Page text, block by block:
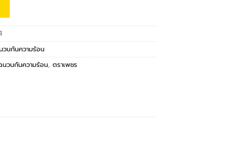
วนกันความร้อน
นวนกันความร้อน,ตราเพชร